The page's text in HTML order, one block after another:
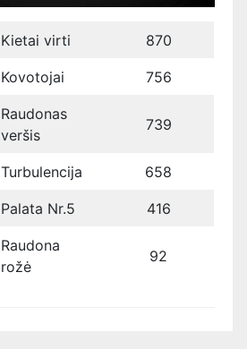
Kietai virti 870
Kovotojai 756
Raudonas
veršis
739
Turbulencija 658
Palata Nr.5 416
Raudona
rožė
92